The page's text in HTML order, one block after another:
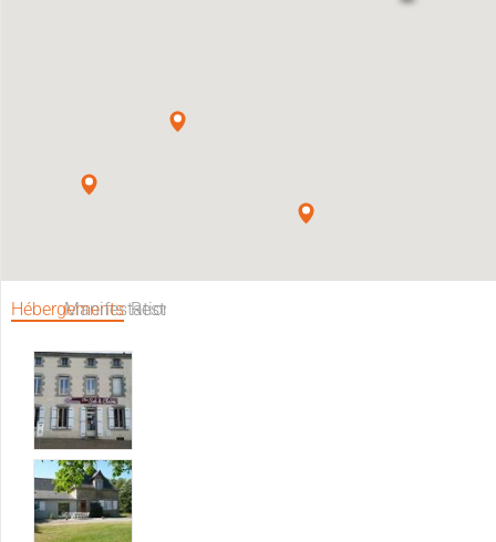
Hébergements
ManifestationsRestaurants